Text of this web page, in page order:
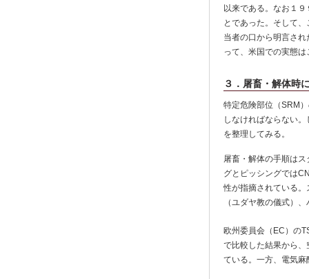
以来である。なお１
とであった。そして
当者の口から明言さ
って、米国での実態
３．屠畜・解体時
特定危険部位（SRM
しなければならない
を整理してみる。
屠畜・解体の手順は
グとピッシングでは
性が指摘されている
（ユダヤ教の儀式）
欧州委員会（EC）の
で比較した結果から
ている。一方、電気